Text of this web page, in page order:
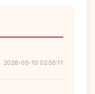
2026-05-10 02:55:11